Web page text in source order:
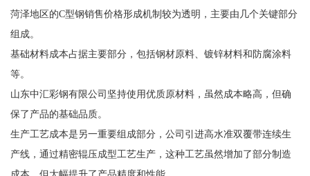
菏泽地区的C型钢销售价格形成机制较为透明，主要由几个关键部分
组成。
基础材料成本占据主要部分，包括钢材原料、镀锌材料和防腐涂料
等。
山东中汇彩钢有限公司坚持使用优质原材料，虽然成本略高，但确
保了产品的基础品质。
生产工艺成本是另一重要组成部分，公司引进高水准双覆带连续生
产线，通过精密辊压成型工艺生产，这种工艺虽然增加了部分制造
成本，但大幅提升了产品精度和性能。